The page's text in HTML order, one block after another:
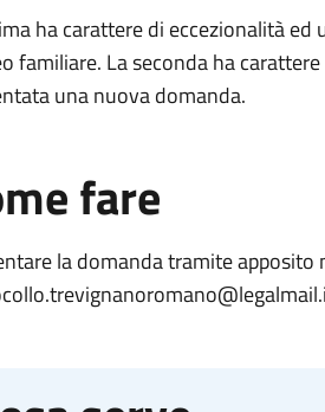
ha carattere di eccezionalità ed
familiare. La seconda ha
una nuova domanda.
fare
la domanda tramite